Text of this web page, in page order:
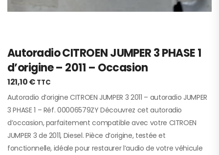
Autoradio CITROEN JUMPER 3 PHASE 1
d’origine – 2011 – Occasion
121,10€ TTC
Autoradio d’origine CITROEN JUMPER 3 2011 – autoradio JUMPER
3 PHASE 1 – Réf. 00006579ZY Découvrez cet autoradio
d’occasion, parfaitement compatible avec votre CITROEN
JUMPER 3 de 2011, Diesel. Pièce d’origine, testée et
fonctionnelle, idéale pour restaurer l’audio de votre véhicule